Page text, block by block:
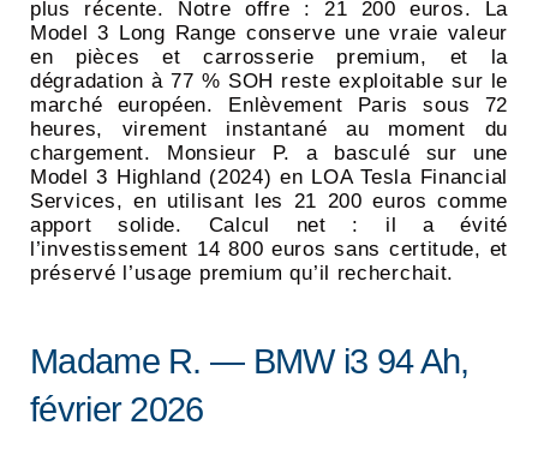
plus récente. Notre offre : 21 200 euros. La
Model 3 Long Range conserve une vraie valeur
en pièces et carrosserie premium, et la
dégradation à 77 % SOH reste exploitable sur le
marché européen. Enlèvement Paris sous 72
heures, virement instantané au moment du
chargement. Monsieur P. a basculé sur une
Model 3 Highland (2024) en LOA Tesla Financial
Services, en utilisant les 21 200 euros comme
apport solide. Calcul net : il a évité
l’investissement 14 800 euros sans certitude, et
préservé l’usage premium qu’il recherchait.
Madame R. — BMW i3 94 Ah,
février 2026